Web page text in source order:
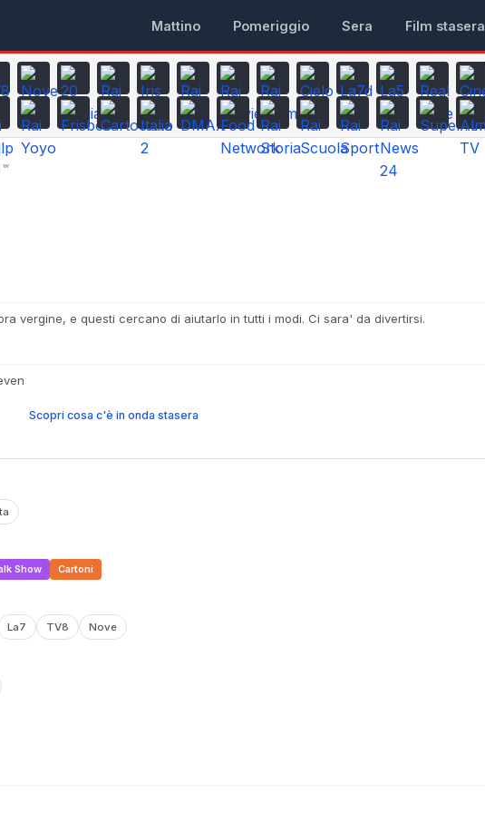
Mattino Pomeriggio Sera Film stasera
ʷ
vergine, e questi cercano di aiutarlo in tutti i modi. Ci sara' da divertirsi.
Scopri cosa c'è in onda stasera
Show Cartoni
La7 TV8 Nove